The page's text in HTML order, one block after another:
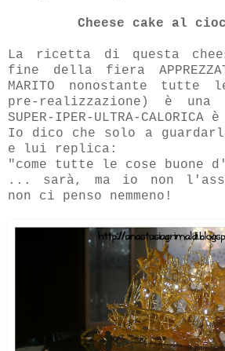
Cheese cake al
La ricetta di questa
fine della fiera
MARITO nonostante tutte
pre-realizzazione) è
SUPER-IPER-ULTRA-CALORICA
Io dico che solo a
e lui replica:
"come tutte le cose buone
... sarà, ma io non
non ci penso nemmeno!